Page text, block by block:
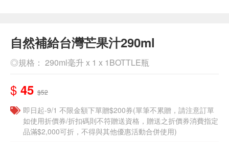
自然補給台灣芒果汁290ml
◎規格： 290ml毫升 x 1 x 1BOTTLE瓶
$ 45 $52
即日起-9/1 不限金額下單贈$200券(單筆不累贈，請注意訂單
如使用折價券/折扣碼則不符贈送資格，贈送之折價券消費指定
品滿$2,000可折，不得與其他優惠活動合併使用)